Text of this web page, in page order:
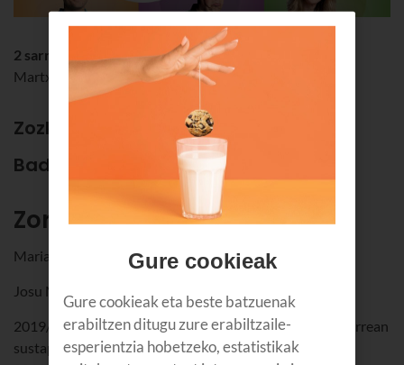
2 sarrera hirukoitz
Martxoak 16 - Gurea (Villabona)
Zozketa hau bukatu da.
Baditugu irabazleak!
Zorionak!
Maria Agustina de Magalhaes Pinto
Josu Molina Prado
2019/02/12tik 2019/02/25era bitartean izango da indarrean
sustapen hau. Euskaltelen bezeroentzat bakarrik da.
Gure cookieak
Gure cookieak eta beste batzuenak
erabiltzen ditugu zure erabiltzaile-
esperientzia hobetzeko, estatistikak